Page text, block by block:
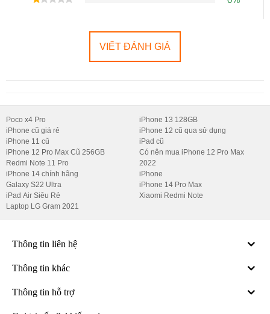
VIẾT ĐÁNH GIÁ
Poco x4 Pro
iPhone cũ giá rẻ
iPhone 11 cũ
iPhone 12 Pro Max Cũ 256GB
Redmi Note 11 Pro
iPhone 14 chính hãng
Galaxy S22 Ultra
iPad Air Siêu Rẻ
Laptop LG Gram 2021
iPhone 13 128GB
iPhone 12 cũ qua sử dụng
iPad cũ
Có nên mua iPhone 12 Pro Max
2022
iPhone
iPhone 14 Pro Max
Xiaomi Redmi Note
Thông tin liên hệ
Thông tin khác
Thông tin hỗ trợ